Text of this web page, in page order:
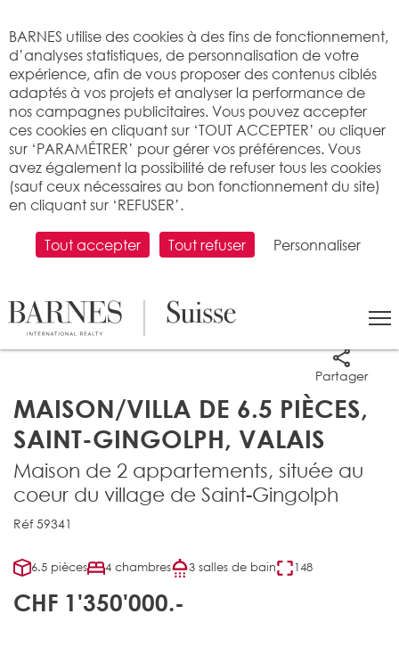
13 photos
MAISON/VILLA DE 6.5 PIÈCES,
SAINT-GINGOLPH, VALAIS
Partager
Maison de 2 appartements, située au
coeur du village de Saint-Gingolph
Réf 59341
6.5 pièces 4 chambres 3 salles de bain 148
CHF 1'350'000.-
BARNES utilise des cookies à des fins de fonctionnement,
d’analyses statistiques, de personnalisation de votre
expérience, afin de vous proposer des contenus ciblés
adaptés à vos projets et analyser la performance de
nos campagnes publicitaires. Vous pouvez accepter
ces cookies en cliquant sur ‘TOUT ACCEPTER’ ou cliquer
sur ‘PARAMÉTRER’ pour gérer vos préférences. Vous
avez également la possibilité de refuser tous les cookies
(sauf ceux nécessaires au bon fonctionnement du site)
en cliquant sur ‘REFUSER’.
Tout accepter Tout refuser Personnaliser